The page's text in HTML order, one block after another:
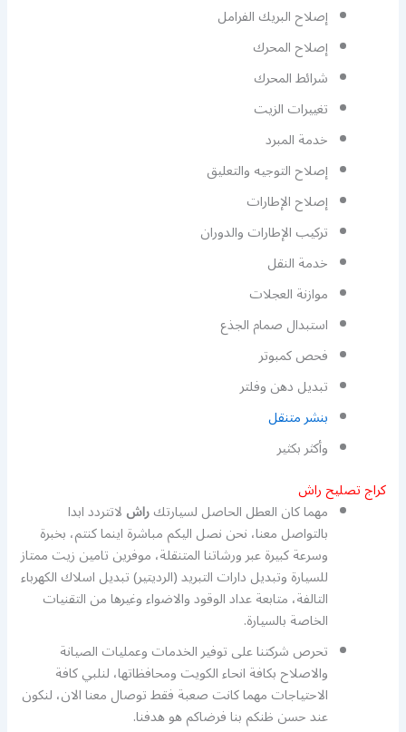
إصلاح البريك الفرامل
إصلاح المحرك
شرائط المحرك
تغييرات الزيت
خدمة المبرد
إصلاح التوجيه والتعليق
إصلاح الإطارات
تركيب الإطارات والدوران
خدمة النقل
موازنة العجلات
استبدال صمام الجذع
فحص كمبوتر
تبديل دهن وفلتر
بنشر متنقل
وأكثر بكثير
كراج تصليح راش
مهما كان العطل الحاصل لسيارتكراشلاتتردد ابدا
بالتواصل معنا، نحن نصل اليكم مباشرة اينما كنتم، بخبرة
وسرعة كبيرة عبر ورشاتنا المتنقلة، موفرين تامين زيت ممتاز
للسيارة وتبديل دارات التبريد (الرديتير) تبديل اسلاك الكهرباء
التالفة، متابعة عداد الوقود والاضواء وغيرها من التقنيات
الخاصة بالسيارة.
تحرص شركتنا على توفير الخدمات وعمليات الصيانة
والاصلاح بكافة انحاء الكويت ومحافظاتها، لنلبي كافة
الاحتياجات مهما كانت صعبة فقط توصال معنا الان، لنكون
عند حسن ظنكم بنا فرضاكم هو هدفنا.